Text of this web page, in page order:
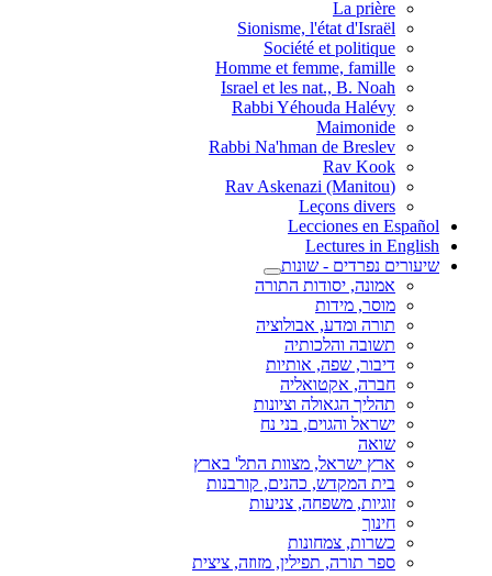
La prière
Sionisme, l'état d'Israël
Société et politique
Homme et femme, famille
Israel et les nat., B. Noah
Rabbi Yéhouda Halévy
Maimonide
Rabbi Na'hman de Breslev
Rav Kook
(Rav Askenazi (Manitou
Leçons divers
Lecciones en Español
Lectures in English
שיעורים נפרדים - שונות
אמונה, יסודות התורה
מוסר, מידות
תורה ומדע, אבולוציה
תשובה והלכותיה
דיבור, שפה, אותיות
חברה, אקטואליה
תהליך הגאולה וציונות
ישראל והגוים, בני נח
שואה
ארץ ישראל, מצוות התל' בארץ
בית המקדש, כהנים, קורבנות
זוגיות, משפחה, צניעות
חינוך
כשרות, צמחונות
ספר תורה, תפילין, מזוזה, ציצית